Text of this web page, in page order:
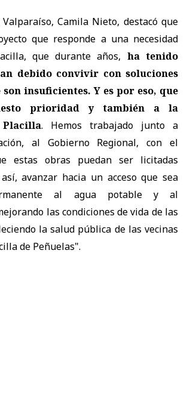
Camila Nieto, destacó que
que responde a una necesidad
que durante años, ha tenido
debido convivir con soluciones
insuficientes. Y es por eso, que
prioridad y también a la
. Hemos trabajado junto a
al Gobierno Regional, con el
estas obras puedan ser licitadas
avanzar hacia un acceso que sea
al agua potable y al
las condiciones de vida de las
la salud pública de las vecinas
de Peñuelas".